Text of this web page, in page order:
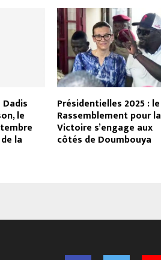
le
la
Présidentielles 2025 : le
Rassemblement pour la
Victoire s’engage aux
côtés de Doumbouya